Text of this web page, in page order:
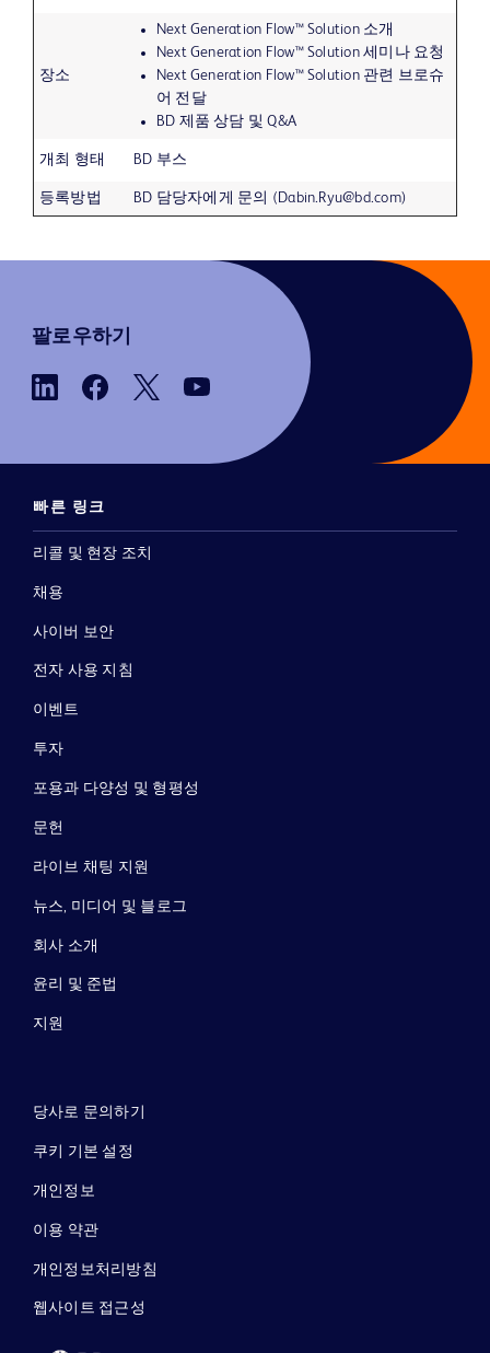
장소
Next Generation Flow™ Solution 소개
Next Generation Flow™ Solution 세미나 요청
Next Generation Flow™ Solution 관련 브로슈
어 전달
BD 제품 상담 및 Q&A
개최 형태 BD 부스
등록방법 BD 담당자에게 문의 (Dabin.Ryu@bd.com)
팔로우하기
빠른 링크
리콜 및 현장 조치
채용
사이버 보안
전자 사용 지침
이벤트
투자
포용과 다양성 및 형평성
문헌
라이브 채팅 지원
뉴스, 미디어 및 블로그
회사 소개
윤리 및 준법
지원
당사로 문의하기
쿠키 기본 설정
개인정보
이용 약관
개인정보처리방침
웹사이트 접근성